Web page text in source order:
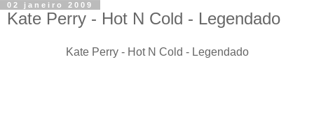
02 janeiro 2009
Kate Perry - Hot N Cold - Legendado
Kate Perry - Hot N Cold - Legendado